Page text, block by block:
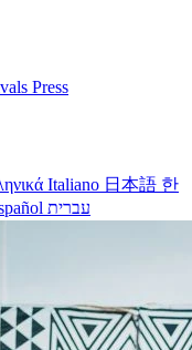
Press
Italiano 日本語 한
עברית